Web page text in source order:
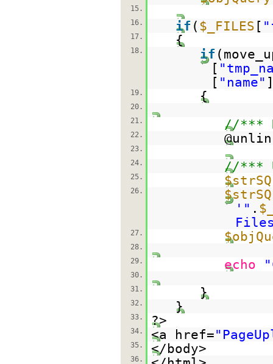
15.
16.
if ( $_FILES [
17. {
18. if
[
[ "name"
19. {
20.
21.
//
22.
23.
24.
//***
25.
26.
'" .
27.
28.
29.
echo
30.
31.
}
32. }
33. ?>
34. <a href=
35. </body>
36.